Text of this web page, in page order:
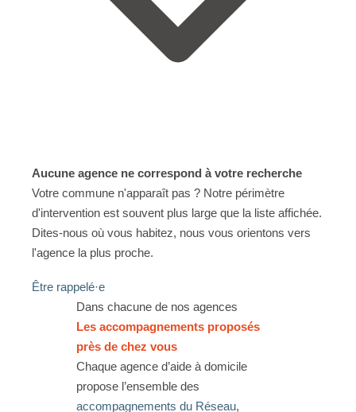
Aucune agence ne correspond à votre recherche
Votre commune n'apparaît pas ? Notre périmètre
d'intervention est souvent plus large que la liste affichée.
Dites-nous où vous habitez, nous vous orientons vers
l'agence la plus proche.
Être rappelé·e
Dans chacune de nos agences
Les accompagnements proposés
près de chez vous
Chaque agence d’aide à domicile
propose l’ensemble des
accompagnements du Réseau,